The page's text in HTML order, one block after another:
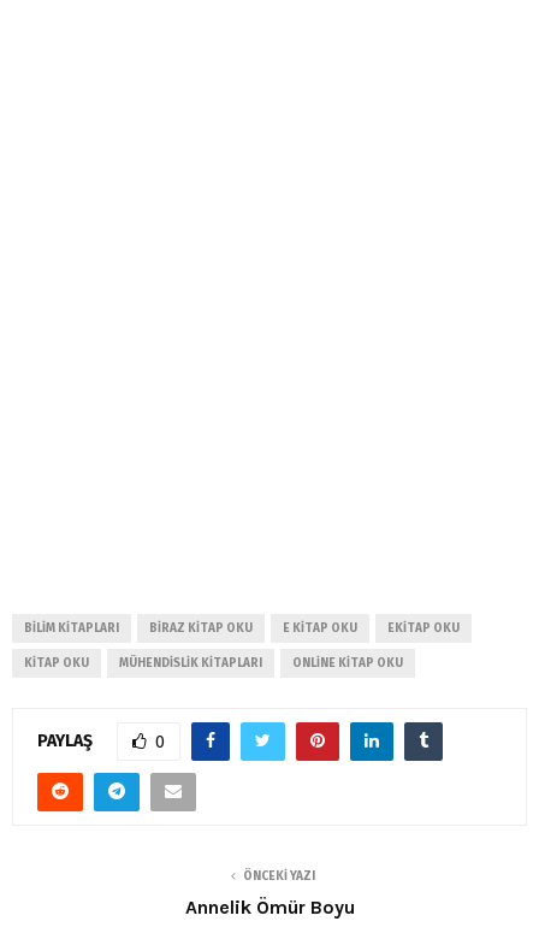
BILIM KITAPLARI BIRAZ KITAP OKU E KITAP OKU EKITAP OKU
KITAP OKU MÜHENDISLIK KITAPLARI ONLINE KITAP OKU
PAYLAŞ 0
ÖNCEKI YAZI
Annelik Ömür Boyu